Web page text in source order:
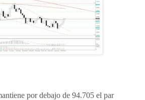
por debajo de 94.705 el par